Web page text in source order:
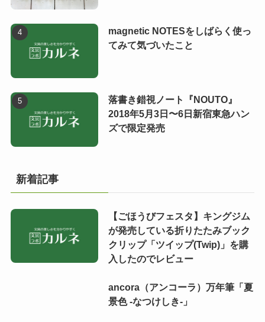
magnetic NOTESをしばらく使っ
てみて気づいたこと
落書き錯視ノート『NOUTO』
2018年5月3日〜6日新宿東急ハン
ズで限定発売
新着記事
【ごほうびフェスタ】キングジム
が発売している折りたたみブック
クリップ「ツイップ(Twip)」を購
入したのでレビュー
ancora（アンコーラ）万年筆「夏
景色 -なつけしき-」